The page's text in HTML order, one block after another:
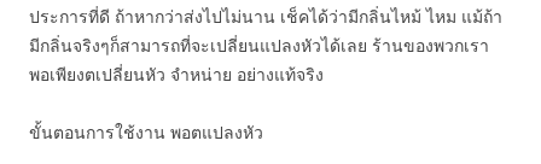
ประการที่ดี ถ้าหากว่าส่งไปไม่นาน เช็คได้ว่ามีกลิ่นไหม้ ไหม แม้ถ้า
มีกลิ่นจริงๆก็สามารถที่จะเปลี่ยนแปลงหัวได้เลย ร้านของพวกเรา
พอเพียงตเปลี่ยนหัว จำหน่าย อย่างแท้จริง
ขั้นตอนการใช้งาน พอตแปลงหัว